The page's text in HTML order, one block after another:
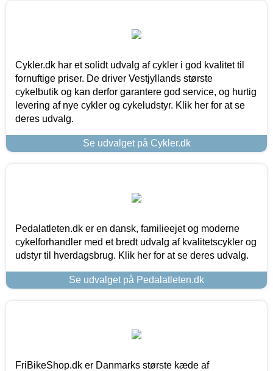
Cykler.dk har et solidt udvalg af cykler i god kvalitet til
fornuftige priser. De driver Vestjyllands største
cykelbutik og kan derfor garantere god service, og hurtig
levering af nye cykler og cykeludstyr. Klik her for at se
deres udvalg.
Se udvalget på Cykler.dk
Pedalatleten.dk er en dansk, familieejet og moderne
cykelforhandler med et bredt udvalg af kvalitetscykler og
udstyr til hverdagsbrug. Klik her for at se deres udvalg.
Se udvalget på Pedalatleten.dk
FriBikeShop.dk er Danmarks største kæde af